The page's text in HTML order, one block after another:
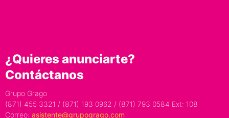
¿Quieres anunciarte?
Contáctanos
Grupo Grago
(871) 455 3321 / (871) 193 0962 / (871) 793 0584 Ext: 108
Correo: asistente@grupogrago.com